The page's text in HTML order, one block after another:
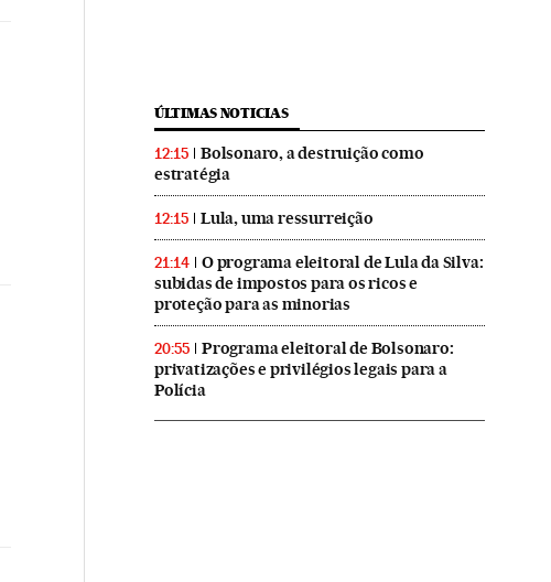
ÚLTIMAS NOTICIAS
12:15
Bolsonaro, a destruição como
estratégia
12:15 Lula, uma ressurreição
21:14
O programa eleitoral de Lula da Silva:
subidas de impostos para os ricos e
proteção para as minorias
20:55
Programa eleitoral de Bolsonaro:
privatizações e privilégios legais para a
Polícia